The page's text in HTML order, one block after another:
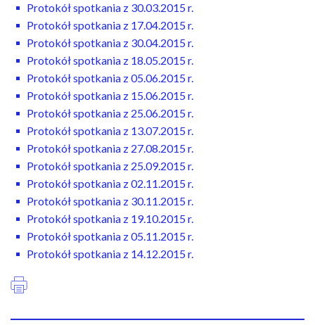
Protokół spotkania z 30.03.2015 r.
Protokół spotkania z 17.04.2015 r.
Protokół spotkania z 30.04.2015 r.
Protokół spotkania z 18.05.2015 r.
Protokół spotkania z 05.06.2015 r.
Protokół spotkania z 15.06.2015 r.
Protokół spotkania z 25.06.2015 r.
Protokół spotkania z 13.07.2015 r.
Protokół spotkania z 27.08.2015 r.
Protokół spotkania z 25.09.2015 r.
Protokół spotkania z 02.11.2015 r.
Protokół spotkania z 30.11.2015 r.
Protokół spotkania z 19.10.2015 r.
Protokół spotkania z 05.11.2015 r.
Protokół spotkania z 14.12.2015 r.